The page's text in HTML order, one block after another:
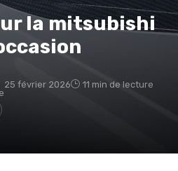
la mitsubishi
25 février 2026 11 min de lecture